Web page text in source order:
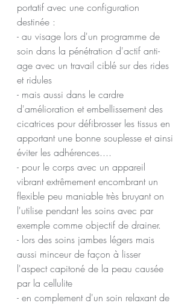
portatif avec une configuration
destinée :
- au visage lors d'un programme de
soin dans la pénétration d'actif anti-
age avec un travail ciblé sur des rides
et ridules
- mais aussi dans le cardre
d'amélioration et embellissement des
cicatrices pour défibrosser les tissus en
apportant une bonne souplesse et ainsi
éviter les adhérences....
- pour le corps avec un appareil
vibrant extrêmement encombrant un
flexible peu maniable très bruyant on
l'utilise pendant les soins avec par
exemple comme objectif de drainer.
- lors des soins jambes légers mais
aussi minceur de façon à lisser
l'aspect capitoné de la peau causée
par la cellulite
- en complement d'un soin relaxant de